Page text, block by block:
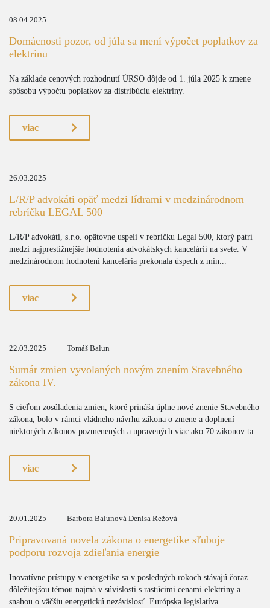
08.04.2025
Domácnosti pozor, od júla sa mení výpočet poplatkov za
elektrinu
Na základe cenových rozhodnutí ÚRSO dôjde od 1. júla 2025 k zmene
spôsobu výpočtu poplatkov za distribúciu elektriny.
viac
26.03.2025
L/R/P advokáti opäť medzi lídrami v medzinárodnom
rebríčku LEGAL 500
L/R/P advokáti, s.r.o. opätovne uspeli v rebríčku Legal 500, ktorý patrí
medzi najprestížnejšie hodnotenia advokátskych kancelárií na svete. V
medzinárodnom hodnotení kancelária prekonala úspech z min...
viac
22.03.2025 Tomáš Balun
Sumár zmien vyvolaných novým znením Stavebného
zákona IV.
S cieľom zosúladenia zmien, ktoré prináša úplne nové znenie Stavebného
zákona, bolo v rámci vládneho návrhu zákona o zmene a doplnení
niektorých zákonov pozmenených a upravených viac ako 70 zákonov ta...
viac
20.01.2025 Barbora Balunová Denisa Režová
Pripravovaná novela zákona o energetike sľubuje
podporu rozvoja zdieľania energie
Inovatívne prístupy v energetike sa v posledných rokoch stávajú čoraz
dôležitejšou témou najmä v súvislosti s rastúcimi cenami elektriny a
snahou o väčšiu energetickú nezávislosť. Európska legislatíva...